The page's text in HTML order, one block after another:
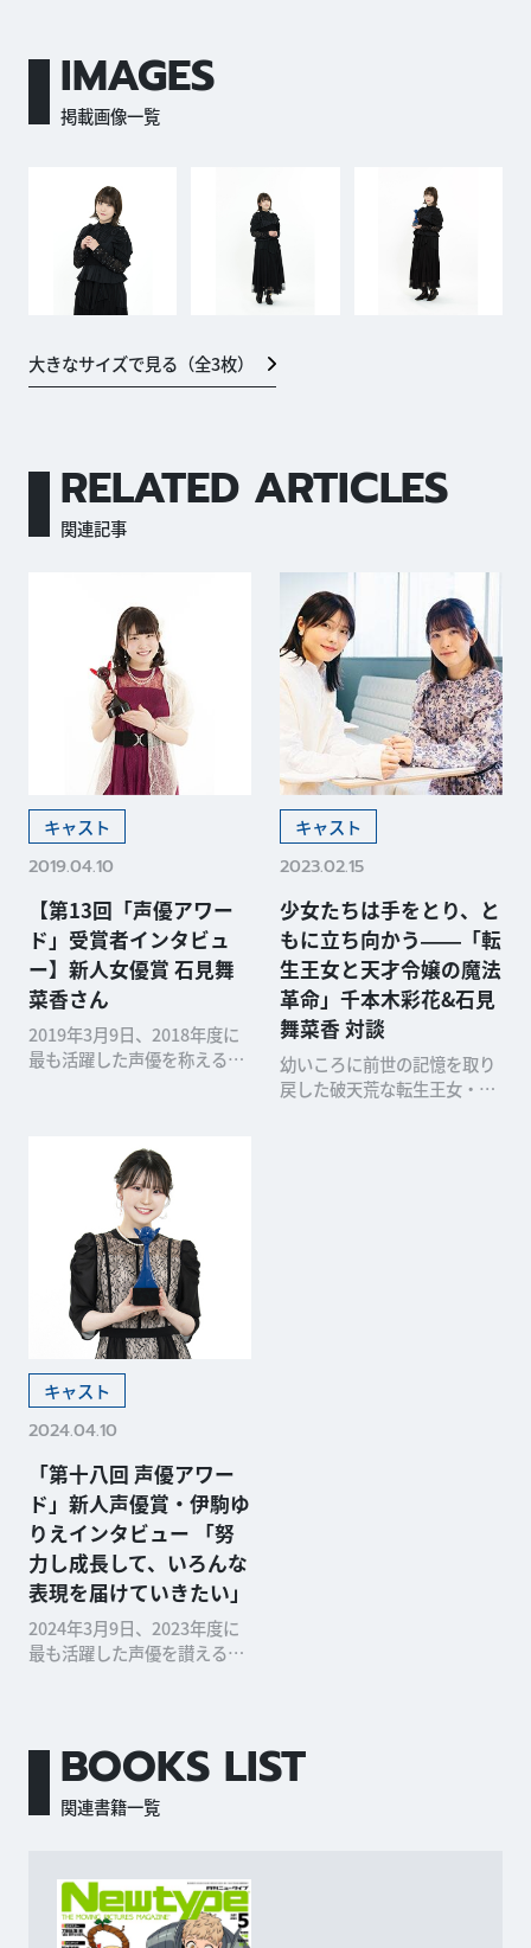
IMAGES
掲載画像一覧
大きなサイズで見る（全3枚）
RELATED ARTICLES
関連記事
キャスト
2019.04.10
【第13回「声優アワー
ド」受賞者インタビュ
ー】新人女優賞 石見舞
菜香さん
2019年3月9日、2018年度に
最も活躍した声優を称える第
キャスト
2023.02.15
少女たちは手をとり、と
もに立ち向かう――「転
生王女と天才令嬢の魔法
革命」千本木彩花&石見
舞菜香 対談
幼いころに前世の記憶を取り
戻した破天荒な転生王女・ア
キャスト
2024.04.10
「第十八回 声優アワー
ド」新人声優賞・伊駒ゆ
りえインタビュー 「努
力し成長して、いろんな
表現を届けていきたい」
2024年3月9日、2023年度に
最も活躍した声優を讃える
た伊駒ゆりえさんのオフィシ
ャルインタビューをお届けし
ます。 ――受賞の一...
BOOKS LIST
関連書籍一覧